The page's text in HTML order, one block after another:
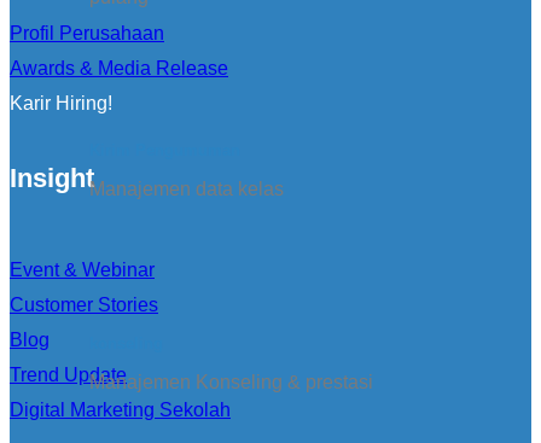
Manajemen data kelas
Manajemen Konseling & prestasi
Profil Perusahaan
Awards & Media Release
Karir Hiring!
Insight
Event & Webinar
Customer Stories
Blog
Trend Update
Digital Marketing Sekolah